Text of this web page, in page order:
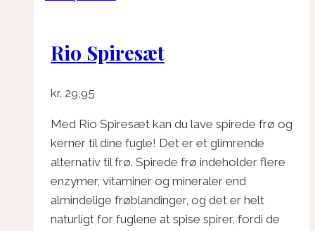
Rio Spiresæt
kr. 29,95
Med Rio Spiresæt kan du lave spirede frø og
kerner til dine fugle! Det er et glimrende
alternativ til frø. Spirede frø indeholder flere
enzymer, vitaminer og mineraler end
almindelige frøblandinger, og det er helt
naturligt for fuglene at spise spirer, fordi de